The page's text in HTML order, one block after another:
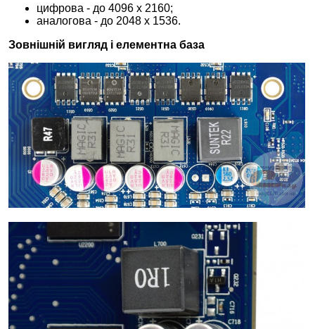
цифрова - до 4096 x 2160;
аналогова - до 2048 x 1536.
Зовнішній вигляд і елементна база